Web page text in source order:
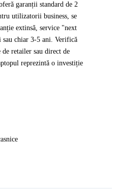
garanții standard de 2
utilizatorii business, se
extinsă, service "next
sau chiar 3-5 ani. Verifică
retailer sau direct de
reprezintă o investiție